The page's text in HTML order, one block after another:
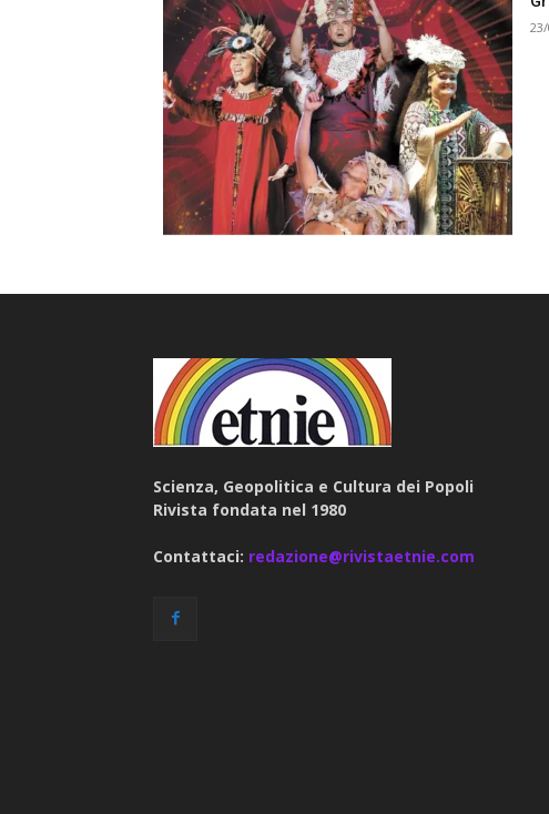
Scienza, Geopolitica e Cultura dei Popoli
Rivista fondata nel 1980
Contattaci: redazione@rivistaetnie.com